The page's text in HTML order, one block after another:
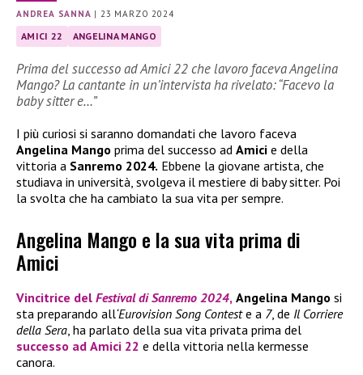
ANDREA SANNA |23 MARZO 2024
AMICI 22 ANGELINA MANGO
Prima del successo ad Amici 22 che lavoro faceva Angelina
Mango? La cantante in un’intervista ha rivelato: “Facevo la
baby sitter e…”
I più curiosi si saranno domandati che lavoro faceva
Angelina Mango prima del successo ad Amici e della
vittoria a Sanremo 2024. Ebbene la giovane artista, che
studiava in università, svolgeva il mestiere di baby sitter. Poi
la svolta che ha cambiato la sua vita per sempre.
Angelina Mango e la sua vita prima di
Amici
Vincitrice del Festival di Sanremo 2024, Angelina Mango si
sta preparando all‘Eurovision Song Conteste a 7, de Il Corriere
della Sera , ha parlato della sua vita privata prima del
successo ad Amici 22 e della vittoria nella kermesse
canora.